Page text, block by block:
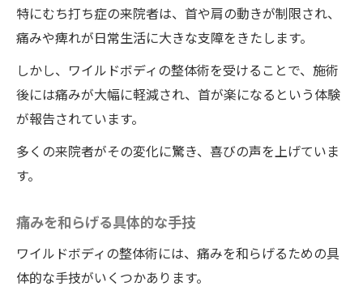
特にむち打ち症の来院者は、首や肩の動きが制限され、
痛みや痺れが日常生活に大きな支障をきたします。
しかし、ワイルドボディの整体術を受けることで、施術
後には痛みが大幅に軽減され、首が楽になるという体験
が報告されています。
多くの来院者がその変化に驚き、喜びの声を上げていま
す。
痛みを和らげる具体的な手技
ワイルドボディの整体術には、痛みを和らげるための具
体的な手技がいくつかあります。